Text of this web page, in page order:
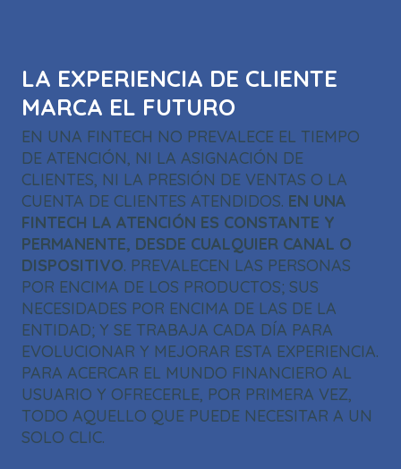
LA EXPERIENCIA DE CLIENTE
MARCA EL FUTURO
EN UNA FINTECH NO PREVALECE EL TIEMPO
DE ATENCIÓN, NI LA ASIGNACIÓN DE
CLIENTES, NI LA PRESIÓN DE VENTAS O LA
CUENTA DE CLIENTES ATENDIDOS. EN UNA
FINTECH LA ATENCIÓN ES CONSTANTE Y
PERMANENTE, DESDE CUALQUIER CANAL O
DISPOSITIVO. PREVALECEN LAS PERSONAS
POR ENCIMA DE LOS PRODUCTOS; SUS
NECESIDADES POR ENCIMA DE LAS DE LA
ENTIDAD; Y SE TRABAJA CADA DÍA PARA
EVOLUCIONAR Y MEJORAR ESTA EXPERIENCIA.
PARA ACERCAR EL MUNDO FINANCIERO AL
USUARIO Y OFRECERLE, POR PRIMERA VEZ,
TODO AQUELLO QUE PUEDE NECESITAR A UN
SOLO CLIC.